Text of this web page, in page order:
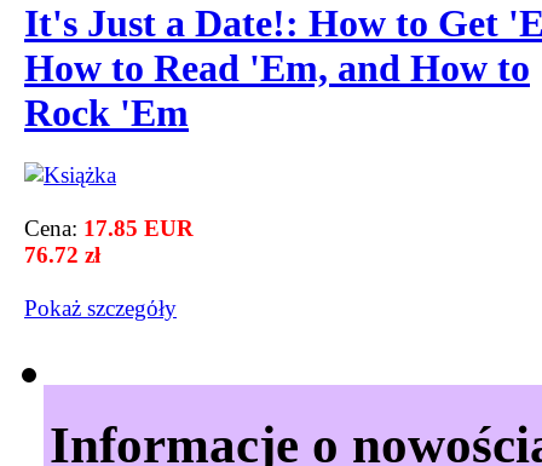
It's Just a Date!: How to Get
How to Read 'Em, and How to
Rock 'Em
Cena: 17.85 EUR
76.72 zł
Pokaż szczegόły
Informacje o